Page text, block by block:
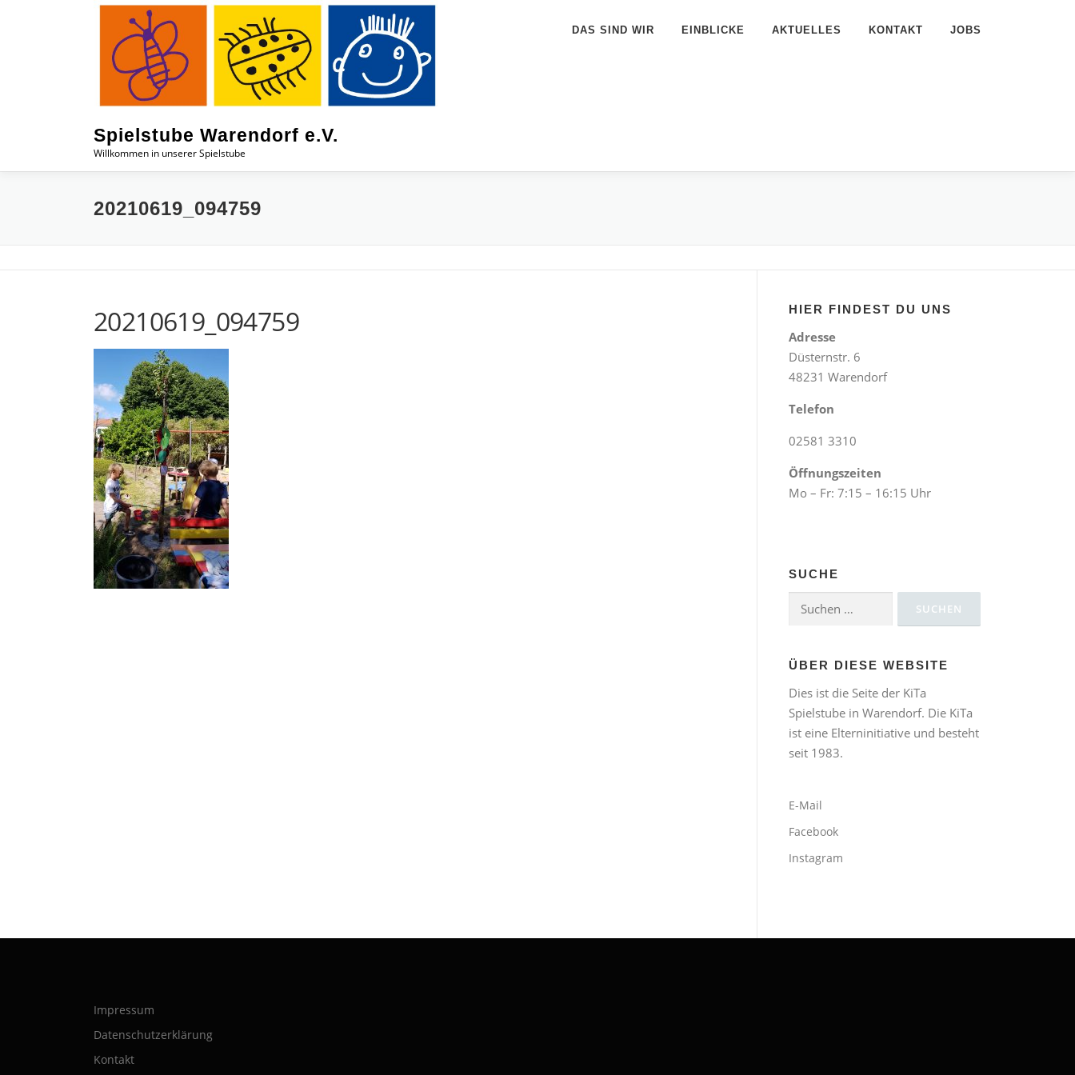
Spielstube Warendorf e.V.
Willkommen in unserer Spielstube
DAS SIND WIR EINBLICKE AKTUELLES KONTAKT JOBS
20210619_094759
20210619_094759 HIER FINDEST DU UNS
Adresse
Düsternstr. 6
48231 Warendorf
Telefon
02581 3310
Öffnungszeiten
Mo – Fr: 7:15 – 16:15 Uhr
SUCHE
Suchen
ÜBER DIESE WEBSITE
Dies ist die Seite der KiTa
Spielstube in Warendorf. Die KiTa
ist eine Elterninitiative und besteht
seit 1983.
E-Mail
Facebook
Instagram
Impressum
Datenschutzerklärung
Kontakt